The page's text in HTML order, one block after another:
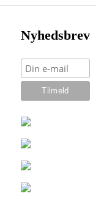
Nyhedsbrev